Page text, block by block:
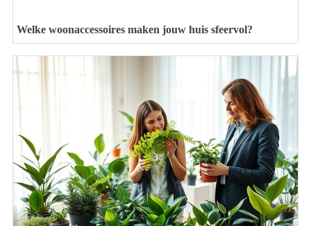
Welke woonaccessoires maken jouw huis sfeervol?